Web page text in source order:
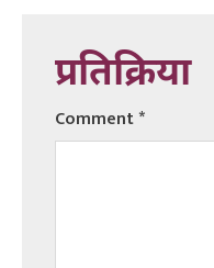
प्रतिक्रिया
Comment*